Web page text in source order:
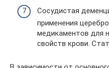
Сосудистая
применения
медикаментов для
свойств крови.